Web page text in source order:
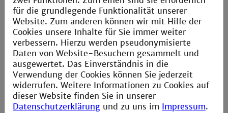
SPAM-Filter
Information zur Spamfilterung
E-Mails archivieren
Thunderbird-E-Mails archivieren
Outlook-E-Mails archivieren
Kalender mit Clousi synchronisieren
für die grundlegende Funktionalität unserer
Website. Zum anderen können wir mit Hilfe der
Cookies unsere Inhalte für Sie immer weiter
verbessern. Hierzu werden pseudonymisierte
Daten von Website-Besuchern gesammelt und
ausgewertet. Das Einverständnis in die
Verwendung der Cookies können Sie jederzeit
widerrufen. Weitere Informationen zu Cookies auf
dieser Website finden Sie in unserer
Datenschutzerklärung und zu uns im Impressum.